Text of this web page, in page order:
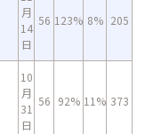
月
14
日
56 123% 8% 205
10
月
31
日
56 92% 11% 373